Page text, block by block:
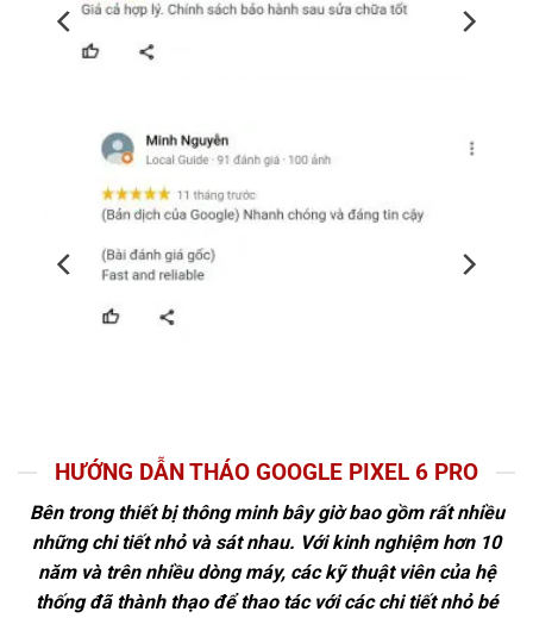
HƯỚNG DẪN THÁO GOOGLE PIXEL 6 PRO
Bên trong thiết bị thông minh bây giờ bao gồm rất nhiều
những chi tiết nhỏ và sát nhau. Với kinh nghiệm hơn 10
năm và trên nhiều dòng máy, các kỹ thuật viên của hệ
thống đã thành thạo để thao tác với các chi tiết nhỏ bé